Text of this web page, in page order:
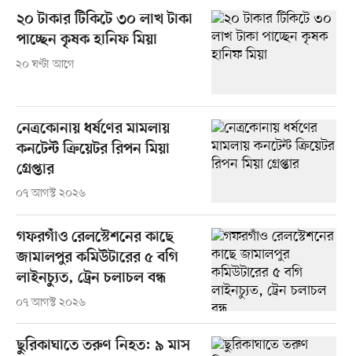
২০ টাকার টিকিটে ৩০ লাখ টাকা
পাচ্ছেন কৃষক হানিফ মিয়া
২০ ঘণ্টা আগে
নেত্রকোনায় ধর্ষণের মামলায়
কনটেন্ট ক্রিয়েটর রিপন মিয়া
গ্রেপ্তার
০৭ আগস্ট ২০২৬
গফরগাঁও রেলস্টেশনের কাছে
জামালপুর কমিউটারের ৫ বগি
লাইনচ্যুত, ট্রেন চলাচল বন্ধ
০৭ আগস্ট ২০২৬
ছুরিকাঘাতে তরুণ নিহত: ৯ মাস